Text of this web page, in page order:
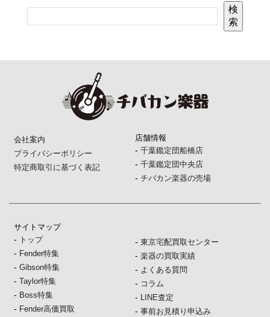
検
索
会社案内
プライバシーポリシー
特定商取引に基づく表記
店舗情報
- 千葉鑑定団船橋店
- 千葉鑑定団中央店
- チバカン楽器の売場
サイトマップ
- トップ
- Fender特集
-Gibson特集
-Taylor特集
- Boss特集
- Fender高価買取
- 東京宅配買取センター
- 楽器の買取実績
- よくある質問
- コラム
- LINE査定
- 事前お見積り申込み